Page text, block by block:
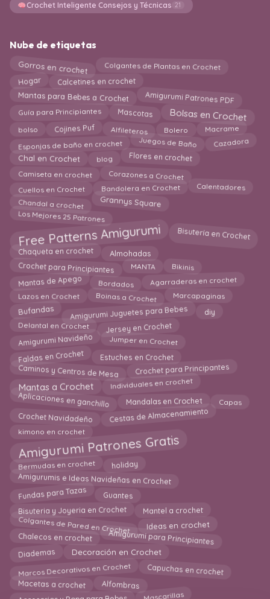
Crochet Inteligente Consejos y Técnicas 21
Nube de etiquetas
Gorros en crochet Colgantes de Plantas en Crochet
Hogar Calcetines en crochet
Mantas para Bebes a Crochet Amigurumi Patrones PDF
Guía para Principiantes Mascotas Bolsas en Crochet
bolso Cojines Puf Alfileteros Bolero Macrame
Esponjas de baño en crochet Juegos de Baño Cazadora
Chal en Crochet blog Flores en crochet
Camiseta en crochet Corazones a Crochet
Cuellos en Crochet Bandolera en Crochet Calentadores
Chandal a crochet Grannys Square
Los Mejores 25 Patrones
Free Patterns Amigurumi Bisutería en Crochet
Chaqueta en crochet Almohadas
Crochet para Principiantes MANTA Bikinis
Mantas de Apego Bordados Agarraderas en crochet
Lazos en Crochet Boinas a Crochet Marcapaginas
Bufandas Amigurumi Juguetes para Bebes diy
Delantal en Crochet Jersey en Crochet
Amigurumi Navideño Jumper en Crochet
Faldas en Crochet Estuches en Crochet
Caminos y Centros de Mesa Crochet para Principantes
Mantas a Crochet Individuales en crochet
Aplicaciones en ganchillo Mandalas en Crochet Capas
Crochet Navidadeño Cestas de Almacenamiento
kimono en crochet
Amigurumi Patrones Gratis
Bermudas en crochet holiday
Amigurumis e Ideas Navideñas en Crochet
Fundas para Tazas Guantes
Bisuteria y Joyeria en Crochet Mantel a crochet
Colgantes de Pared en Crochet Ideas en crochet
Chalecos en crochet Amigurumi para Principiantes
Diademas Decoración en Crochet
Marcos Decorativos en Crochet Capuchas en crochet
Macetas a crochet Alfombras